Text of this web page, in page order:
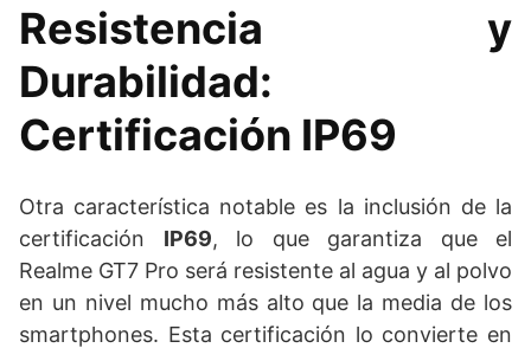
Resistencia y
Durabilidad:
Certificación IP69
Otra característica notable es la inclusión de la
certificación IP69, lo que garantiza que el
Realme GT7 Pro será resistente al agua y al polvo
en un nivel mucho más alto que la media de los
smartphones. Esta certificación lo convierte en